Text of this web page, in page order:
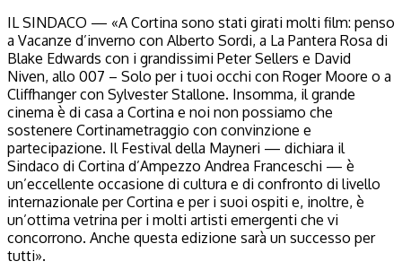
IL SINDACO — «A Cortina sono stati girati molti film: penso
a Vacanze d’inverno con Alberto Sordi, a La Pantera Rosa di
Blake Edwards con i grandissimi Peter Sellers e David
Niven, allo 007 – Solo per i tuoi occhi con Roger Moore o a
Cliffhanger con Sylvester Stallone. Insomma, il grande
cinema è di casa a Cortina e noi non possiamo che
sostenere Cortinametraggio con convinzione e
partecipazione. Il Festival della Mayneri — dichiara il
Sindaco di Cortina d’Ampezzo Andrea Franceschi — è
un’eccellente occasione di cultura e di confronto di livello
internazionale per Cortina e per i suoi ospiti e, inoltre, è
un’ottima vetrina per i molti artisti emergenti che vi
concorrono. Anche questa edizione sarà un successo per
tutti».